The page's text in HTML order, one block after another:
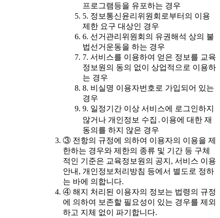
프로그램등을 유포하는 경우
5. 정보통신윤리위원회로부터의 이용
제한 요구 대상인 경우
6. 선거관리위원회의 유권해석 상의 불
법선거운동을 하는 경우
7. 서비스를 이용하여 얻은 정보를 교육
정보원의 동의 없이 상업적으로 이용하
는 경우
8. 비실명 이용자번호로 가입되어 있는
경우
9. 일정기간 이상 서비스에 로그인하지
않거나 개인정보 수집․이용에 대한 재
동의를 하지 않은 경우
③ 전항의 규정에 의하여 이용자의 이용을 제
한하는 경우와 제한의 종류 및 기간 등 구체
적인 기준은 교육정보원의 공지, 서비스 이용
안내, 개인정보처리방침 등에서 별도로 정하
는 바에 의합니다.
④ 해지 처리된 이용자의 정보는 법령의 규정
에 의하여 보존할 필요성이 있는 경우를 제외
하고 지체 없이 파기합니다.